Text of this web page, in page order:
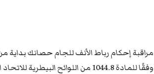
مراقبة إحكام رباط الأنف للجام حصانك بداية من 1 ماي 2025 في مسابقات الاتحاد الدولي
وفقًا للمادة 1044.8 من اللوائح